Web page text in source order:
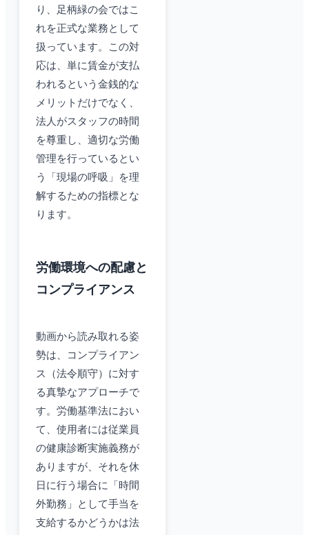
り、足柄緑の会ではこ
れを正式な業務として
扱っています。この対
応は、単に賃金が支払
われるという金銭的な
メリットだけでなく、
法人がスタッフの時間
を尊重し、適切な労働
管理を行っているとい
う「現場の呼吸」を理
解するための指標とな
ります。
労働環境への配慮と
コンプライアンス
動画から読み取れる姿
勢は、コンプライアン
ス（法令順守）に対す
る真摯なアプローチで
す。労働基準法におい
て、使用者には従業員
の健康診断実施義務が
ありますが、それを休
日に行う場合に「時間
外勤務」として手当を
支給するかどうかは法